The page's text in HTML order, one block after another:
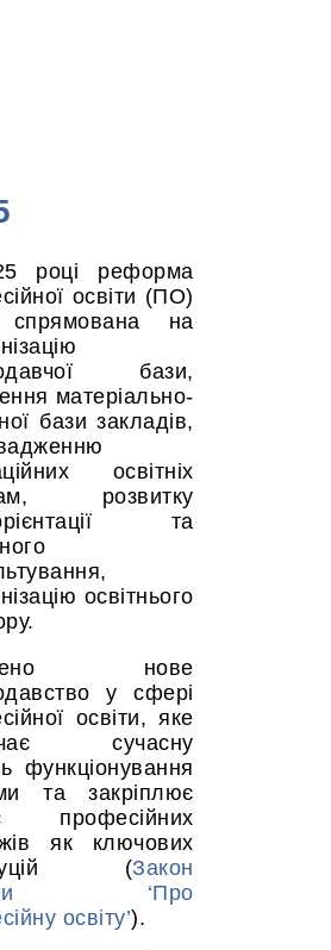
році реформа
освіти (ПО)
на
бази,
матеріально-
бази закладів,
освітніх
розвитку
та
освітнього
нове
у сфері
освіти, яке
сучасну
функціонування
та закріплює
професійних
як ключових
(Закон
‘Про
освіту’).